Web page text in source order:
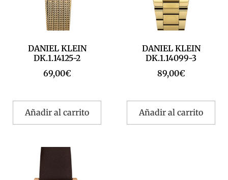
DANIEL KLEIN
DK.1.14125-2
69,00€
Añadir al carrito
DANIEL KLEIN
DK.1.14099-3
89,00€
Añadir al carrito